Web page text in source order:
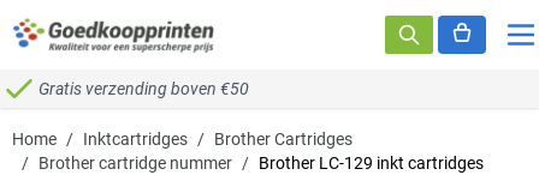
Ga naar de inhoud
Gratis verzending boven €50
Home / Inktcartridges / Brother Cartridges
/ Brother cartridge nummer / Brother LC-129 inkt cartridges